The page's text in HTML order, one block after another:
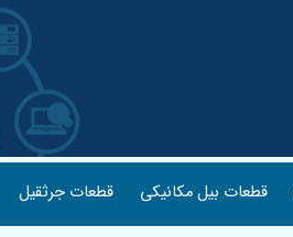
قطعات بیل مکانیکی قطعات جرثقیل